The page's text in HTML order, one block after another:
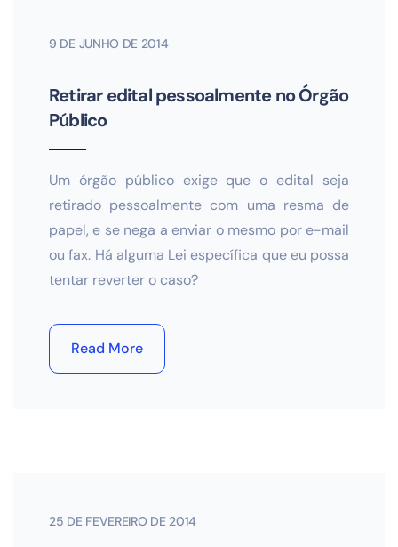
9 DE JUNHO DE 2014
Retirar edital pessoalmente no Órgão
Público
Um órgão público exige que o edital seja
retirado pessoalmente com uma resma de
papel, e se nega a enviar o mesmo por e-mail
ou fax. Há alguma Lei específica que eu possa
tentar reverter o caso?
Read More
25 DE FEVEREIRO DE 2014